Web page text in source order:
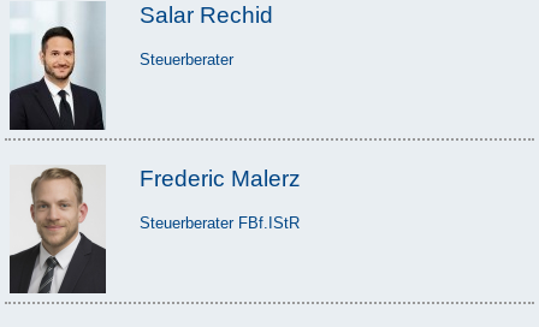
Salar Rechid
Steuerberater
Frederic Malerz
Steuerberater FBf.IStR